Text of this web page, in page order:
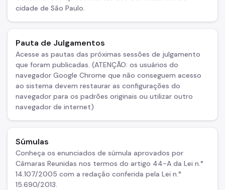
Contas Públicas
Atas de Registro de Preços
API-SOF
Caderno do Orçamento
Garantias
cidade de São Paulo.
Pauta de Julgamentos
Acesse as pautas das próximas sessões de julgamento
que foram publicadas. (ATENÇÃO: os usuários do
navegador Google Chrome que não conseguem acesso
ao sistema devem restaurar as configurações do
navegador para os padrões originais ou utilizar outro
navegador de internet)
Súmulas
Conheça os enunciados de súmula aprovados por
Câmaras Reunidas nos termos do artigo 44-A da Lei n.°
14.107/2005 com a redação conferida pela Lei n.°
15.690/2013.